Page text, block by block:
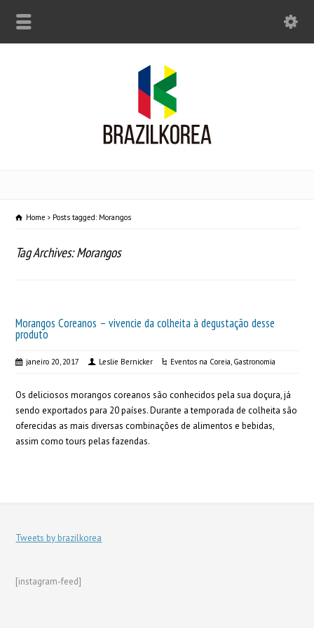
Home Posts tagged: Morangos
Tag Archives: Morangos
Morangos Coreanos – vivencie da colheita à degustação desse
produto
janeiro 20, 2017 Leslie Bernicker Eventos na Coreia, Gastronomia
Os deliciosos morangos coreanos são conhecidos pela sua doçura, já
sendo exportados para 20 países. Durante a temporada de colheita são
oferecidas as mais diversas combinações de alimentos e bebidas,
assim como tours pelas fazendas.
Tweets by brazilkorea
[instagram-feed]